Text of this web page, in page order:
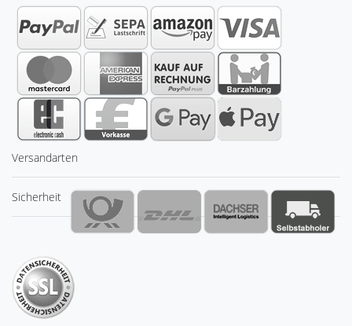
Versandarten
Sicherheit